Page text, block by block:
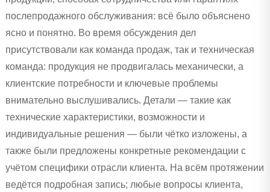
послепродажного обслуживания: всё было объяснено
ясно и понятно. Во время обсуждения дел
присутствовали как команда продаж, так и техническая
команда: продукция не продвигалась механически, а
клиентские потребности и ключевые проблемы
внимательно выслушивались. Детали — такие как
технические характеристики, возможности и
индивидуальные решения — были чётко изложены, а
также были предложены конкретные рекомендации с
учётом специфики отрасли клиента. На всём протяжении
ведётся подробная запись; любые вопросы клиента,